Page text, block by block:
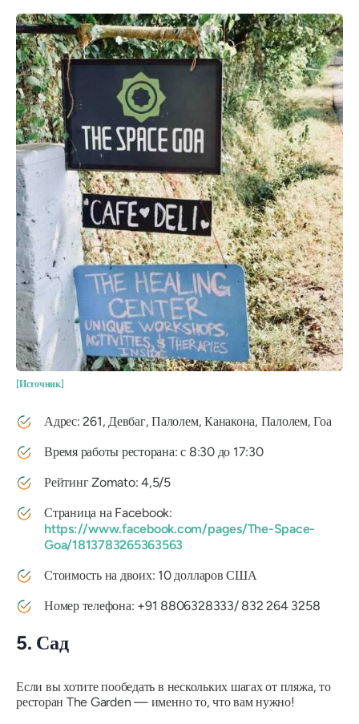
[Источник]
Адрес: 261, Девбаг, Палолем, Канакона, Палолем, Гоа
Время работы ресторана: с 8:30 до 17:30
Рейтинг Zomato: 4,5/5
Страница на Facebook:
https://www.facebook.com/pages/The-Space-
Goa/1813783265363563
Стоимость на двоих: 10 долларов США
Номер телефона: +91 8806328333/ 832 264 3258
5. Сад
Если вы хотите пообедать в нескольких шагах от пляжа, то
ресторан The Garden — именно то, что вам нужно!